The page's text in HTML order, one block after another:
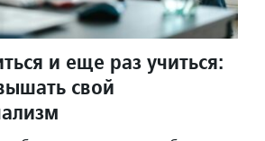
и еще раз учиться:
свой